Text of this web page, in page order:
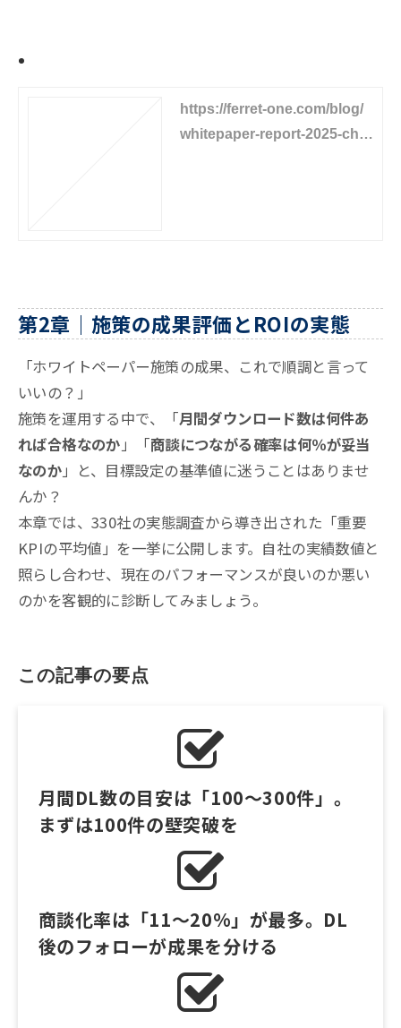
https://ferret-one.com/blog/
whitepaper-report-2025-cha
第2章｜施策の成果評価とROIの実態
「ホワイトペーパー施策の成果、これで順調と言って
いいの？」
施策を運用する中で、「月間ダウンロード数は何件あ
れば合格なのか 」「商談につながる確率は何％が妥当
なのか」と、目標設定の基準値に迷うことはありませ
んか？
本章では、330社の実態調査から導き出された「重要
KPIの平均値」を一挙に公開します。自社の実績数値と
照らし合わせ、現在のパフォーマンスが良いのか悪い
のかを客観的に診断してみましょう。
この記事の要点
月間DL数の目安は「100～300件」。
まずは100件の壁突破を
商談化率は「11～20%」が最多。DL
後のフォローが成果を分ける